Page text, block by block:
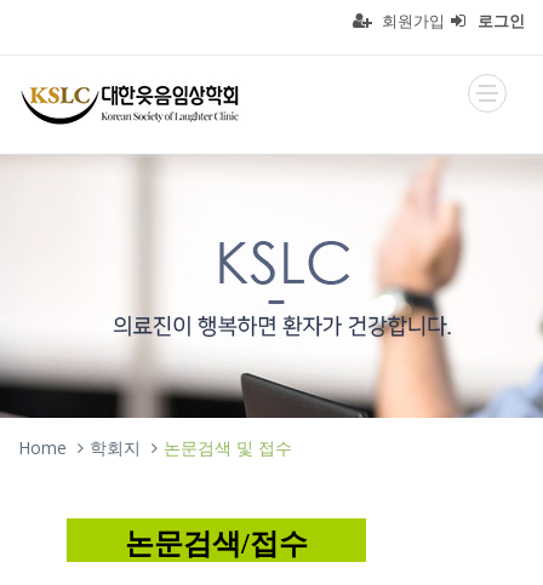
회원가입 로그인
Home 학회지 논문검색 및 접수
논문검색/접수